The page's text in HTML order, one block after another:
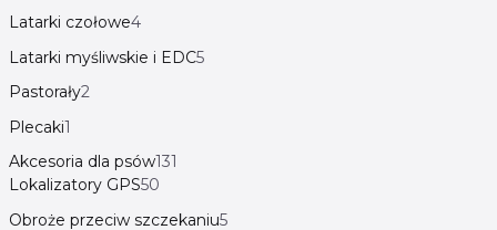
Latarki czołowe4
Latarki myśliwskie i EDC5
Pastorały2
Plecaki1
Akcesoria dla psów131
Lokalizatory GPS50
Obroże przeciw szczekaniu5